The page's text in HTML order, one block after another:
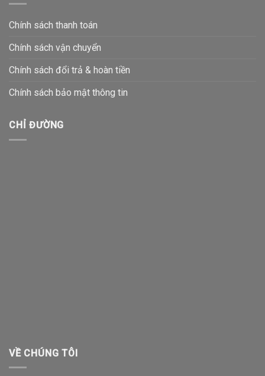
Chính sách thanh toán
Chính sách vận chuyển
Chính sách đổi trả & hoàn tiền
Chính sách bảo mật thông tin
CHỈ ĐƯỜNG
VỀ CHÚNG TÔI